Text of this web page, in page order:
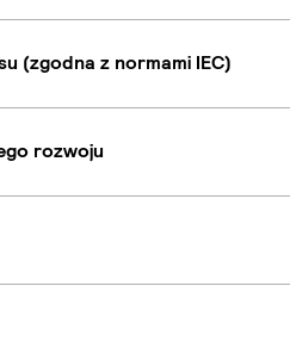
(zgodna z normami IEC)
rozwoju